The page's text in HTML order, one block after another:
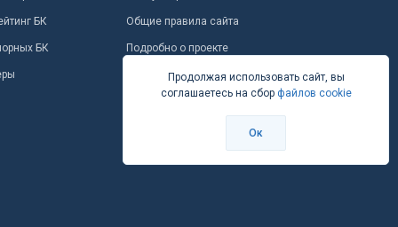
БК
БК
Общие правила сайта
Подробно о проекте
Школа ставокПродолжая использовать сайт, вы
соглашаетесь на сбор файлов cookie
Ок